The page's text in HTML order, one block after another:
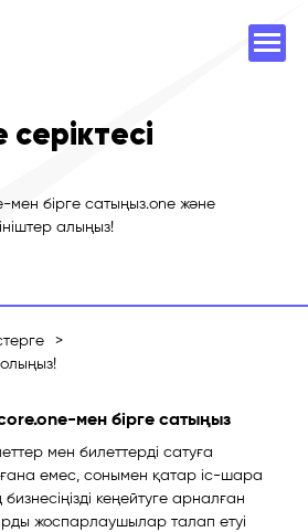
мен бірге сатыңыз.one және
алыңыз!
>
мен бірге сатыңыз
мен билеттерді сатуға
емес, сонымен қатар іс-шара
кеңейтуге арналған
жоспарлаушылар талап етуі